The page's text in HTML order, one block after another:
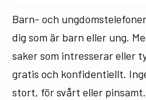
Barn- och
dig som är barn eller ung.
saker som intresserar eller
gratis och konfidentiellt.
stort, för svårt eller pinsamt.